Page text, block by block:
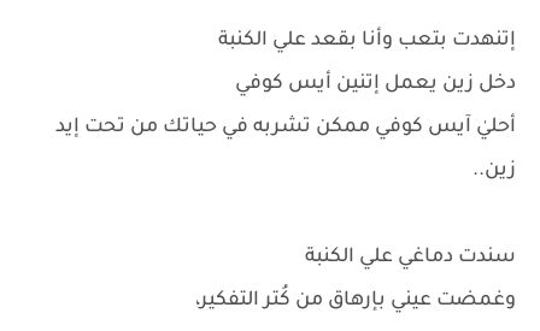
إتنهدت بتعب وأنا بقعد علي الكنبة
دخل زين يعمل إتنين أيس كوفي
أحليٰ آيس كوفي ممكن تشربه في حياتك من تحت إيد
زين..
سندت دماغي علي الكنبة
وغمضت عيني بإرهاق من كُتر التفكير،